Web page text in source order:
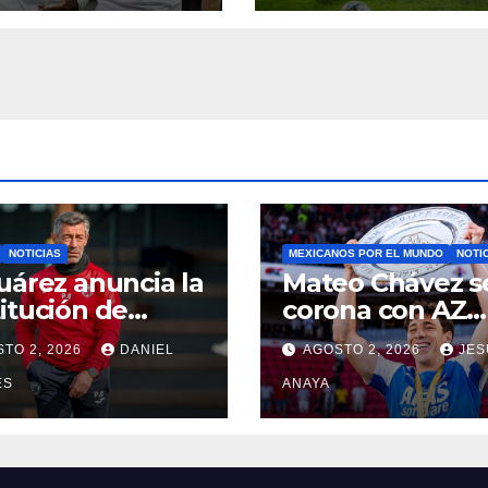
NOTICIAS
anuncia la
de
Caixinha
2, 2026 DANIEL
MEXICANOS POR EL MUNDO
Mateo Chávez
corona con AZ
Alkmaar en la
Supercopa de
Países Bajos
AGOSTO 2, 2026
ANAYA